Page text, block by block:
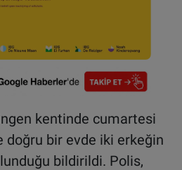
kentinde cumartesi
doğru bir evde iki erkeğin
bildirildi. Polis,